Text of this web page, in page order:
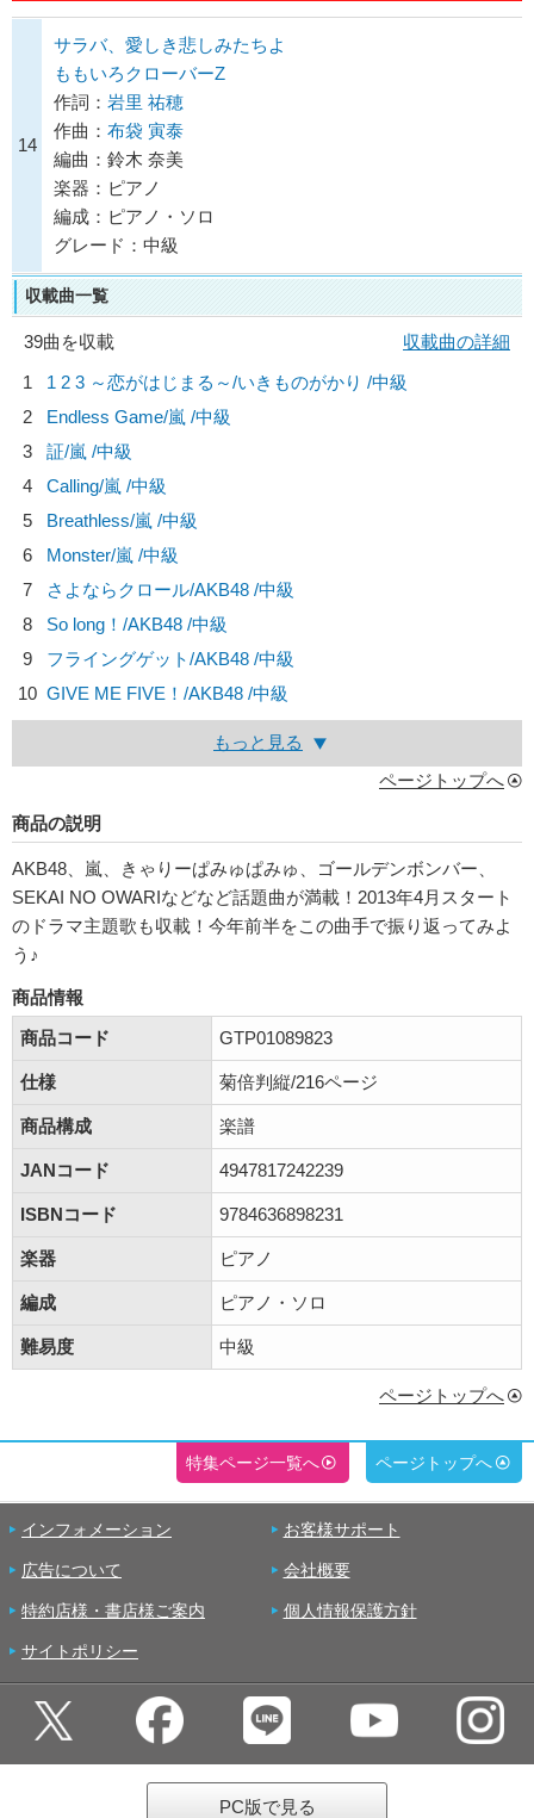
14
サラバ、愛しき悲しみたちよ
ももいろクローバーZ
作詞： 岩里 祐穂
作曲： 布袋 寅泰
編曲：鈴木 奈美
楽器：ピアノ
編成：ピアノ・ソロ
グレード：中級
収載曲一覧
39曲を収載
収載曲の詳細
1
1 2 3 ～恋がはじまる～/いきものがかり /中級
2
Endless Game/嵐 /中級
3
証/嵐 /中級
4
Calling/嵐 /中級
5
Breathless/嵐 /中級
6
Monster/嵐 /中級
7
さよならクロール/AKB48 /中級
8
So long！/AKB48 /中級
9
フライングゲット/AKB48 /中級
10 GIVE ME FIVE！/AKB48 /中級
もっと見る
ページトップへ
商品の説明
AKB48、嵐、きゃりーぱみゅぱみゅ、ゴールデンボンバー、
SEKAI NO OWARIなどなど話題曲が満載！2013年4月スタート
のドラマ主題歌も収載！今年前半をこの曲手で振り返ってみよ
う♪
商品情報
商品コード
GTP01089823
仕様 菊倍判縦/216ページ
商品構成 楽譜
JANコード 4947817242239
ISBNコード 9784636898231
楽器 ピアノ
編成 ピアノ・ソロ
難易度 中級
ページトップへ
特集ページ一覧へ ページトップへ
インフォメーション お客様サポート
広告について 会社概要
特約店様・書店様ご案内 個人情報保護方針
サイトポリシー
PC版で見る